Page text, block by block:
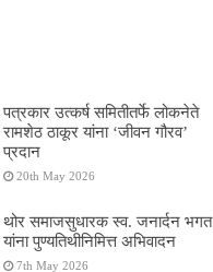
पत्रकार उत्कर्ष समितीतर्फे लोकनेते
रामशेठ ठाकूर यांना ‌‘जीवन गौरव‌’
प्रदान
20th May 2026
थोर समाजसुधारक स्व. जनार्दन भगत
यांना पुण्यतिथीनिमित्त अभिवादन
7th May 2026